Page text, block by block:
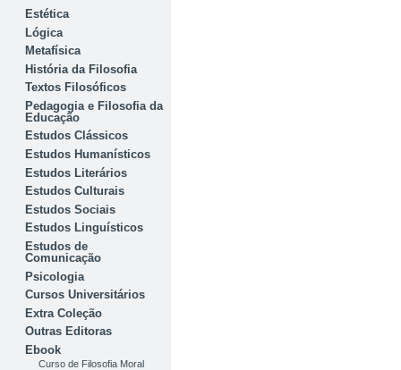
Estética
Lógica
Metafísica
História da Filosofia
Textos Filosóficos
Pedagogia e Filosofia da
Educação
Estudos Clássicos
Estudos Humanísticos
Estudos Literários
Estudos Culturais
Estudos Sociais
Estudos Linguísticos
Estudos de
Comunicação
Psicologia
Cursos Universitários
Extra Coleção
Outras Editoras
Ebook
Curso de Filosofia Moral